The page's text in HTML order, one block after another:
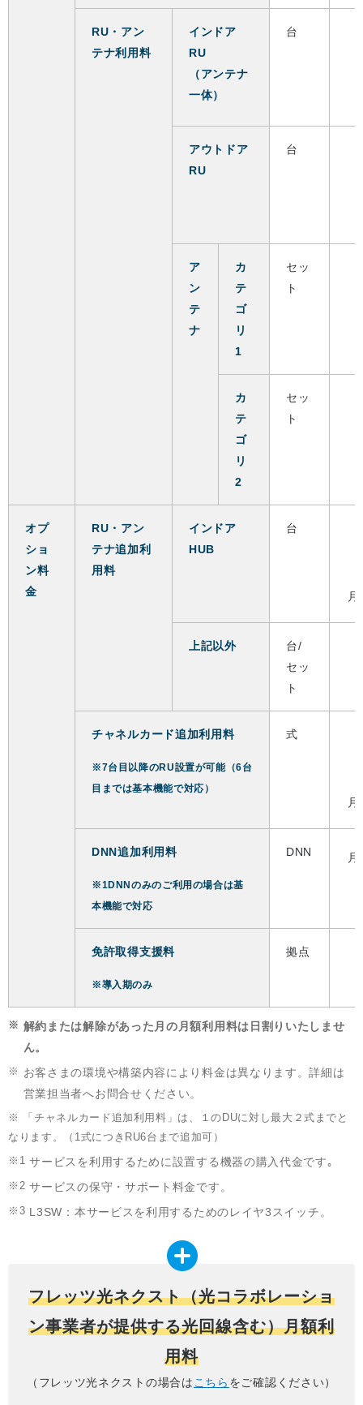
RU・アン
テナ利用料
インドア
RU
（アンテナ
一体）
台
アウトドア
RU
台
ア
ン
テ
ナ
カ
テ
ゴ
リ
1
セッ
ト
カ
テ
ゴ
リ
2
セッ
ト
オプ
ショ
ン料
金
RU・アン
テナ追加利
用料
インドア
HUB
台
上記以外
台/
セッ
ト
チャネルカード追加利用料
※7台目以降のRU設置が可能（6台
目までは基本機能で対応）
式
DNN追加利用料
※1DNNのみのご利用の場合は基
本機能で対応
DNN
免許取得支援料
※導入期のみ
拠点
※ 解約または解除があった月の月額利用料は日割りいたしませ
ん。
※ お客さまの環境や構築内容により料金は異なります。詳細は
営業担当者へお問合せください。
※ 「チャネルカード追加利用料」は、１のDUに対し最大２式までと
なります。（1式につきRU6台まで追加可）
※1 サービスを利用するために設置する機器の購入代金です｡
※2 サービスの保守・サポート料金です。
※3 L3SW：本サービスを利用するためのレイヤ3スイッチ。
フレッツ光ネクスト（光コラボレーショ
ン事業者が提供する光回線含む）月額利
用料
（フレッツ光ネクストの場合は こちら をご確認ください）